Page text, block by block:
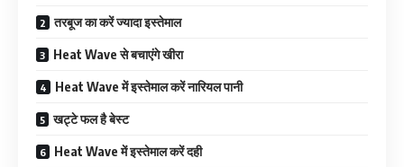
तरबूज का करें ज्यादा इस्तेमाल
Heat Wave से बचाएंगे खीरा
Heat Wave में इस्तेमाल करें नारियल पानी
खट्टे फल है बेस्ट
Heat Wave में इस्तेमाल करें दही